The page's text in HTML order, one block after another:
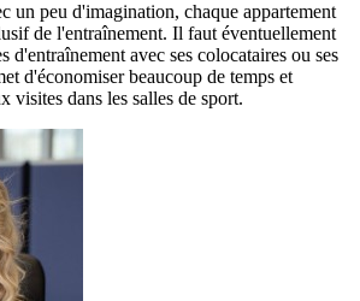
peu d'imagination, chaque appartement
de l'entraînement. Il faut éventuellement
d'entraînement avec ses colocataires ou ses
d'économiser beaucoup de temps et
visites dans les salles de sport.